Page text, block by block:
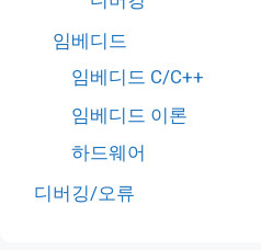
임베디드
임베디드 C/C++
임베디드 이론
하드웨어
디버깅/오류